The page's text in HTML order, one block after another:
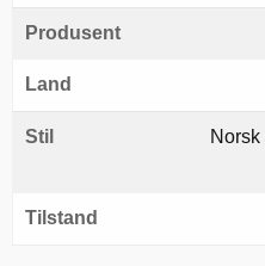
Produsent
Land
Stil
Tilstand